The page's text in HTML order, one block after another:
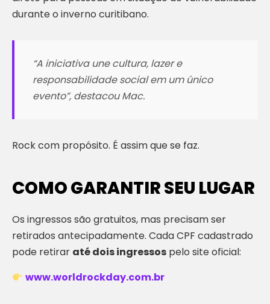
durante o inverno curitibano.
“A iniciativa une cultura, lazer e
responsabilidade social em um único
evento”, destacou Mac.
Rock com propósito. É assim que se faz.
COMO GARANTIR SEU LUGAR
Os ingressos são gratuitos, mas precisam ser
retirados antecipadamente. Cada CPF cadastrado
pode retirar até dois ingressos pelo site oficial:
www.worldrockday.com.br